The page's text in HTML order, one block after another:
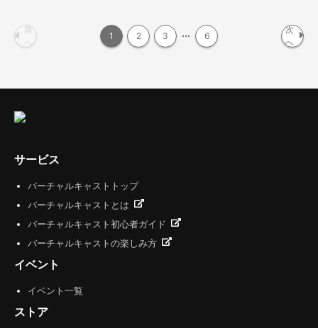
前
へ
1 2 3 6
次
へ
サービス
バーチャルキャストトップ
バーチャルキャストとは
バーチャルキャスト初心者ガイド
バーチャルキャストの楽しみ方
イベント
イベント一覧
ストア